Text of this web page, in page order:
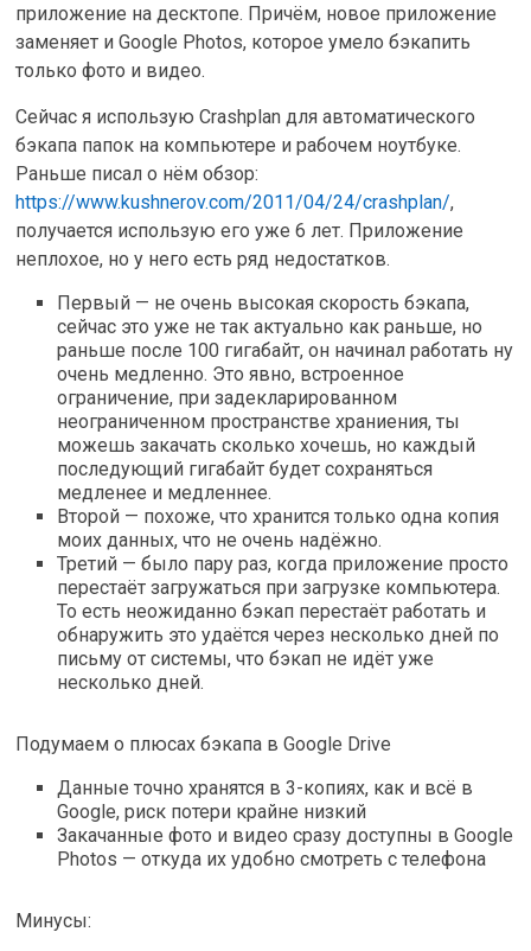
приложение на десктопе. Причём, новое приложение
заменяет и Google Photos, которое умело бэкапить
только фото и видео.
Сейчас я использую Crashplan для автоматического
бэкапа папок на компьютере и рабочем ноутбуке.
Раньше писал о нём обзор:
https://www.kushnerov.com/2011/04/24/crashplan/,
получается использую его уже 6 лет. Приложение
неплохое, но у него есть ряд недостатков.
Первый — не очень высокая скорость бэкапа,
сейчас это уже не так актуально как раньше, но
раньше после 100 гигабайт, он начинал работать ну
очень медленно. Это явно, встроенное
ограничение, при задекларированном
неограниченном пространстве храниения, ты
можешь закачать сколько хочешь, но каждый
последующий гигабайт будет сохраняться
медленее и медленнее.
Второй — похоже, что хранится только одна копия
моих данных, что не очень надёжно.
Третий — было пару раз, когда приложение просто
перестаёт загружаться при загрузке компьютера.
То есть неожиданно бэкап перестаёт работать и
обнаружить это удаётся через несколько дней по
письму от системы, что бэкап не идёт уже
несколько дней.
Подумаем о плюсах бэкапа в Google Drive
Данные точно хранятся в 3-копиях, как и всё в
Google, риск потери крайне низкий
Закачанные фото и видео сразу доступны в Google
Photos — откуда их удобно смотреть с телефона
Минусы: